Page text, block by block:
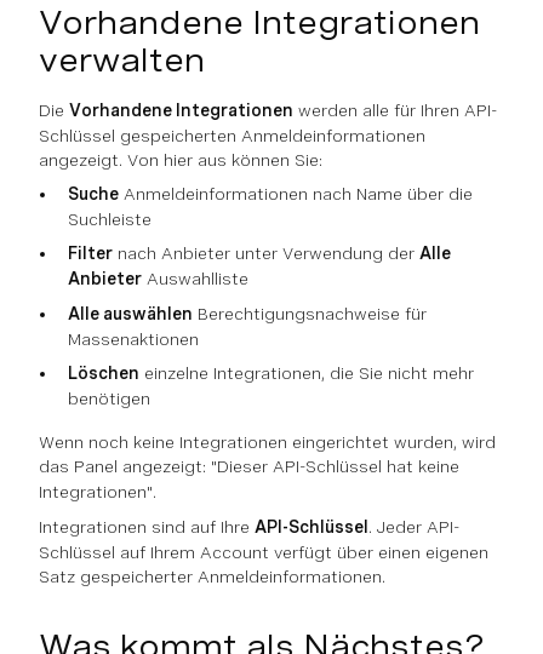
Vorhandene Integrationen
verwalten
Die Vorhandene Integrationen werden alle für Ihren API-
Schlüssel gespeicherten Anmeldeinformationen
angezeigt. Von hier aus können Sie:
Suche Anmeldeinformationen nach Name über die
Suchleiste
Filter nach Anbieter unter Verwendung der Alle
Anbieter Auswahlliste
Alle auswählen Berechtigungsnachweise für
Massenaktionen
Löschen einzelne Integrationen, die Sie nicht mehr
benötigen
Wenn noch keine Integrationen eingerichtet wurden, wird
das Panel angezeigt: "Dieser API-Schlüssel hat keine
Integrationen".
Integrationen sind auf Ihre API-Schlüssel. Jeder API-
Schlüssel auf Ihrem Account verfügt über einen eigenen
Satz gespeicherter Anmeldeinformationen.
Was kommt als Nächstes?